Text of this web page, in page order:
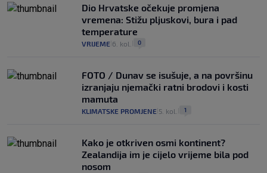
Dio Hrvatske očekuje promjena
vremena: Stižu pljuskovi, bura i pad
temperature
VRIJEME 6. kol. 0
FOTO / Dunav se isušuje, a na površinu
izranjaju njemački ratni brodovi i kosti
mamuta
KLIMATSKE PROMJENE 5. kol. 1
Kako je otkriven osmi kontinent?
Zealandija im je cijelo vrijeme bila pod
nosom